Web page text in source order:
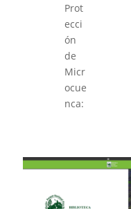
Prot
ecci
ón
de
Micr
ocue
nca: